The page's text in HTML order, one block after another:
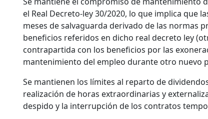
el Real Decreto-ley 30/2020, lo que implica que
meses de salvaguarda derivado de las normas
beneficios referidos en dicho real decreto ley
contrapartida con los beneficios por las
mantenimiento del empleo durante otro nuevo
Se mantienen los límites al reparto de
realización de horas extraordinarias y
despido y la interrupción de los contratos